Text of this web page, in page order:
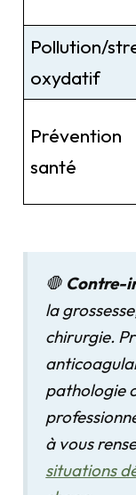
Pollution/
oxydatif
Prévention
santé
🛑 Contre-
la
chirurgie.
pathologie
à vous
situations